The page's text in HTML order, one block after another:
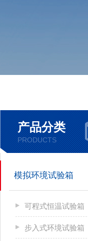
产品分类
PRODUCTS
模拟环境试验箱
可程式恒温试验箱
步入式环境试验箱